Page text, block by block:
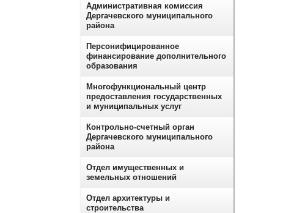
Административная комиссия
Дергачевского муниципального
района
Персонифицированное
финансирование дополнительного
образования
Многофункциональный центр
предоставления государственных
и муниципальных услуг
Контрольно-счетный орган
Дергачевского муниципального
района
Отдел имущественных и
земельных отношений
Отдел архитектуры и
строительства